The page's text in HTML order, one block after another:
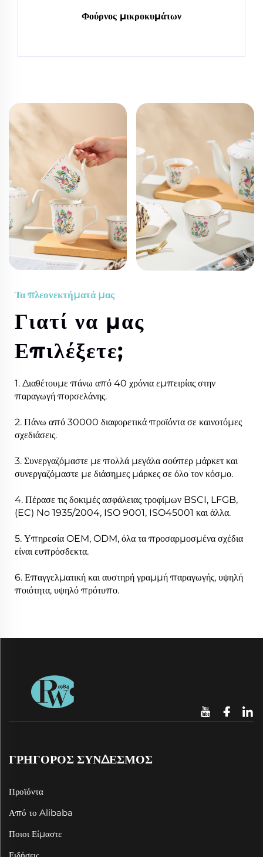
Φούρνος μικροκυμάτων
Τα πλεονεκτήματά μας
Γιατί να μας
Επιλέξετε;
1. Διαθέτουμε πάνω από 40 χρόνια εμπειρίας στην
παραγωγή πορσελάνης.
2. Πάνω από 30000 διαφορετικά προϊόντα σε καινοτόμες
σχεδιάσεις.
3. Συνεργαζόμαστε με πολλά μεγάλα σούπερ μάρκετ και
συνεργαζόμαστε με διάσημες μάρκες σε όλο τον κόσμο.
4. Πέρασε τις δοκιμές ασφάλειας τροφίμων BSCI, LFGB,
(EC) No 1935/2004, ISO 9001, ISO45001 και άλλα.
5. Υπηρεσία OEM, ODM, όλα τα προσαρμοσμένα σχέδια
είναι ευπρόσδεκτα.
6. Επαγγελματική και αυστηρή γραμμή παραγωγής, υψηλή
ποιότητα, υψηλό πρότυπο.
ΓΡΗΓΟΡΟΣ ΣΥΝΔΕΣΜΟΣ
Προϊόντα
Από το Alibaba
Ποιοι Είμαστε